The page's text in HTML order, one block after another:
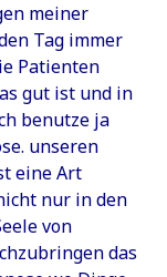
meiner
Tag immer
Patienten
gut ist und in
benutze ja
unseren
eine Art
nur in den
von
das